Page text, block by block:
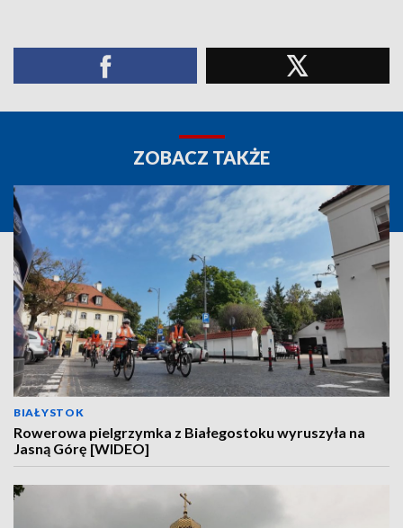
ZOBACZ TAKŻE
BIAŁYSTOK
Rowerowa pielgrzymka z Białegostoku wyruszyła na
Jasną Górę [WIDEO]